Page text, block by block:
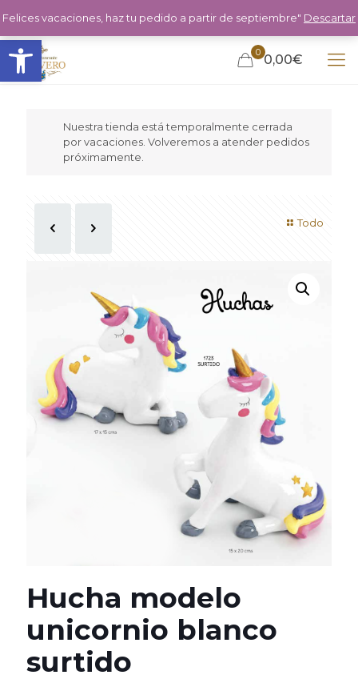
Abrir barra de herramientas 0 0,00€
Nuestra tienda está temporalmente cerrada
por vacaciones. Volveremos a atender pedidos
próximamente.
Todo
Hucha modelo
unicornio blanco
surtido
Felices vacaciones, haz tu pedido a partir de septiembre" Descartar